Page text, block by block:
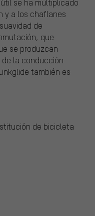
se ha multiplicado
y a los chaflanes
de
que
se produzcan
la conducción
también es
de bicicleta